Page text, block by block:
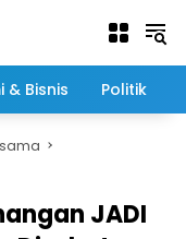
& Bisnis Politik
JADI